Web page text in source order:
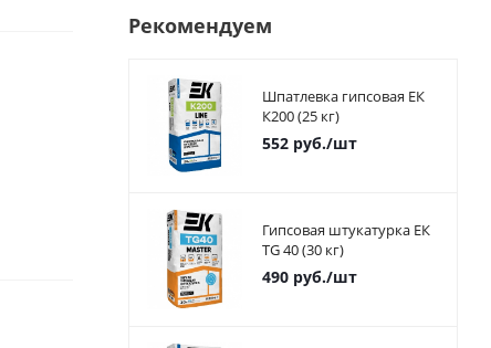
Рекомендуем
Шпатлевка гипсовая ЕК
К200 (25 кг)
552руб./шт
Гипсовая штукатурка ЕК
TG 40 (30 кг)
490руб./шт